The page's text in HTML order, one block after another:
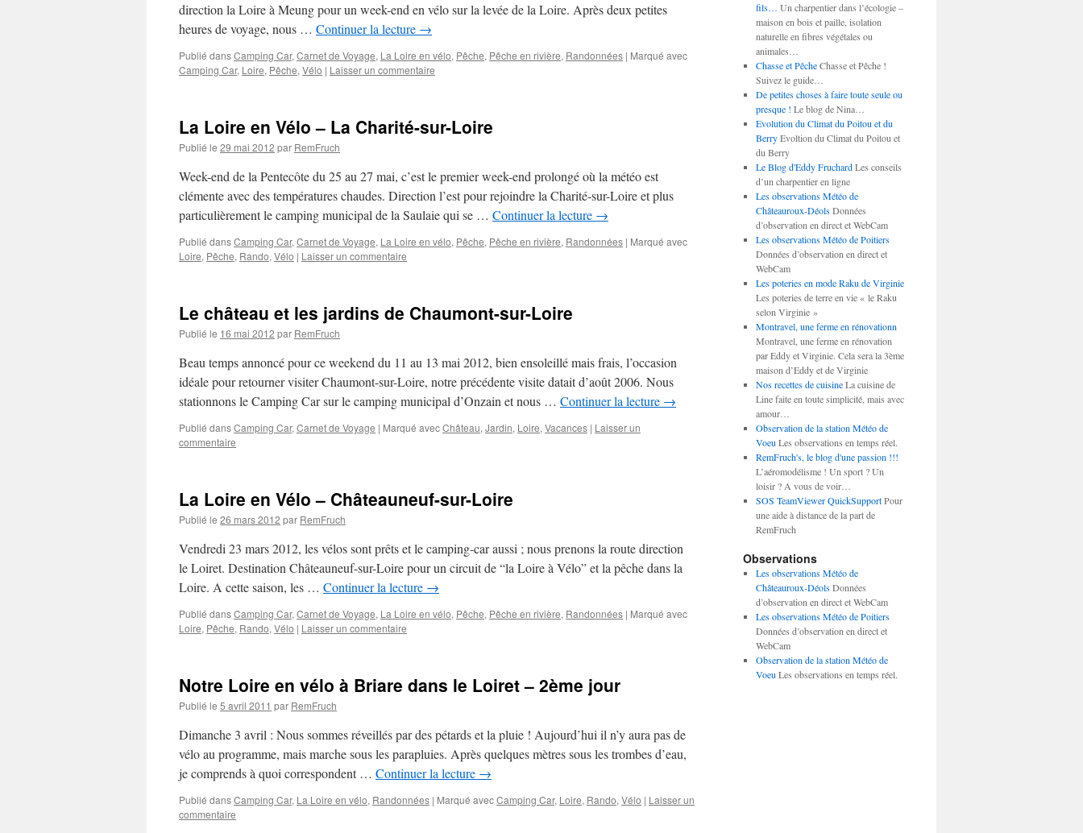
direction la Loire à Meung pour un week-end en vélo sur la levée de la Loire. Après deux petites
heures de voyage, nous … Continuer la lecture →
Publié dansCamping Car, Carnet de Voyage, La Loire en vélo, Pêche, Pêche en rivière, Randonnées | Marqué avec
Camping Car, Loire, Pêche, Vélo | Laisser un commentaire
La Loire en Vélo – La Charité-sur-Loire
Publié le 29 mai 2012 par RemFruch
Week-end de la Pentecôte du 25 au 27 mai, c’est le premier week-end prolongé où la météo est
clémente avec des températures chaudes. Direction l’est pour rejoindre la Charité-sur-Loire et plus
particulièrement le camping municipal de la Saulaie qui se … Continuer la lecture →
Publié dansCamping Car, Carnet de Voyage, La Loire en vélo, Pêche, Pêche en rivière, Randonnées | Marqué avec
Loire, Pêche, Rando, Vélo | Laisser un commentaire
Le château et les jardins de Chaumont-sur-Loire
Publié le 16 mai 2012 par RemFruch
Beau temps annoncé pour ce weekend du 11 au 13 mai 2012, bien ensoleillé mais frais, l’occasion
idéale pour retourner visiter Chaumont-sur-Loire, notre précédente visite datait d’août 2006. Nous
stationnons le Camping Car sur le camping municipal d’Onzain et nous … Continuer la lecture →
Publié dansCamping Car, Carnet de Voyage | Marqué avecChâteau, Jardin, Loire, Vacances | Laisser un
commentaire
La Loire en Vélo – Châteauneuf-sur-Loire
Publié le 26 mars 2012 par RemFruch
Vendredi 23 mars 2012, les vélos sont prêts et le camping-car aussi ; nous prenons la route direction
le Loiret. Destination Châteauneuf-sur-Loire pour un circuit de “la Loire à Vélo” et la pêche dans la
Loire. A cette saison, les … Continuer la lecture →
Publié dansCamping Car, Carnet de Voyage, La Loire en vélo, Pêche, Pêche en rivière, Randonnées | Marqué avec
Loire, Pêche, Rando, Vélo | Laisser un commentaire
Notre Loire en vélo à Briare dans le Loiret – 2ème jour
Publié le 5 avril 2011 par RemFruch
Dimanche 3 avril : Nous sommes réveillés par des pétards et la pluie ! Aujourd’hui il n’y aura pas de
vélo au programme, mais marche sous les parapluies. Après quelques mètres sous les trombes d’eau,
je comprends à quoi correspondent … Continuer la lecture →
Publié dansCamping Car, La Loire en vélo, Randonnées | Marqué avecCamping Car, Loire, Rando, Vélo | Laisser un
commentaire
fils… Un charpentier dans l’écologie –
maison en bois et paille, isolation
naturelle en fibres végétales ou
animales…
Chasse et PêcheChasse et Pêche !
Suivez le guide…
De petites choses à faire toute seule ou
presque ! Le blog de Nina…
Evolution du Climat du Poitou et du
BerryEvoltion du Climat du Poitou et
du Berry
Le Blog d'Eddy FruchardLes conseils
d’un charpentier en ligne
Les observations Météo de
Châteauroux-DéolsDonnées
d’observation en direct et WebCam
Les observations Météo de Poitiers
Données d’observation en direct et
WebCam
Les poteries en mode Raku de Virginie
Les poteries de terre en vie « le Raku
selon Virginie »
Montravel, une ferme en rénovationn
Montravel, une ferme en rénovation
par Eddy et Virginie. Cela sera la 3ème
maison d’Eddy et de Virginie
Nos recettes de cuisineLa cuisine de
Line faite en toute simplicité, mais avec
amour…
Observation de la station Météo de
Voeu Les observations en temps réel.
RemFruch's, le blog d'une passion !!!
L’aéromodélisme ! Un sport ? Un
loisir ? A vous de voir…
SOS TeamViewer QuickSupportPour
une aide à distance de la part de
RemFruch
Observations
Les observations Météo de
Châteauroux-DéolsDonnées
d’observation en direct et WebCam
Les observations Météo de Poitiers
Données d’observation en direct et
WebCam
Observation de la station Météo de
Voeu Les observations en temps réel.